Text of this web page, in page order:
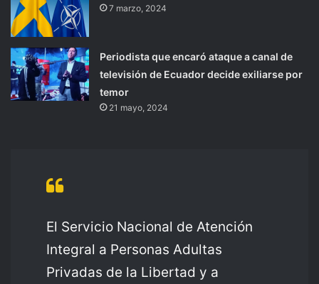
7 marzo, 2024
Periodista que encaró ataque a canal de
televisión de Ecuador decide exiliarse por
temor
21 mayo, 2024
El Servicio Nacional de Atención
Integral a Personas Adultas
Privadas de la Libertad y a